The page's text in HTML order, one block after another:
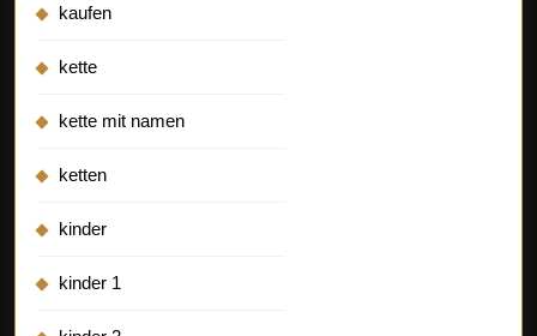
kaufen
kette
kette mit namen
ketten
kinder
kinder 1